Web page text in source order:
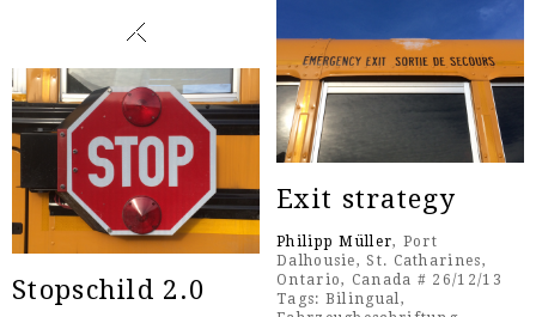
Exit strategy
Philipp Müller, Port
Dalhousie, St. Catharines,
Ontario, Canada # 26/12/13
Tags: Bilingual,
Stopschild 2.0